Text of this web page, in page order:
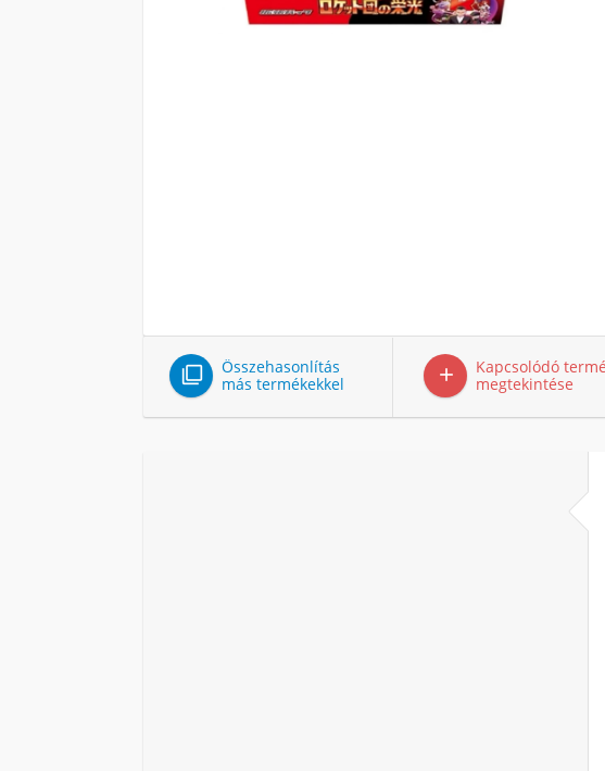

Összehasonlítás
más termékekkel

Kapcsolódó
megtekintése